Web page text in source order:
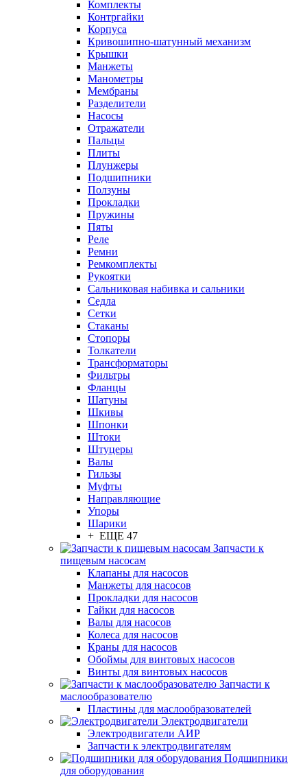
Комплекты
Контргайки
Корпуса
Кривошипно-шатунный механизм
Крышки
Манжеты
Манометры
Мембраны
Разделители
Насосы
Отражатели
Пальцы
Плиты
Плунжеры
Подшипники
Ползуны
Прокладки
Пружины
Пяты
Реле
Ремни
Ремкомплекты
Рукоятки
Сальниковая набивка и сальники
Седла
Сетки
Стаканы
Стопоры
Толкатели
Трансформаторы
Фильтры
Фланцы
Шатуны
Шкивы
Шпонки
Штоки
Штуцеры
Валы
Гильзы
Муфты
Направляющие
Упоры
Шарики
+ ЕЩЕ 47
Запчасти к
пищевым насосам
Клапаны для насосов
Манжеты для насосов
Прокладки для насосов
Гайки для насосов
Валы для насосов
Колеса для насосов
Краны для насосов
Обоймы для винтовых насосов
Винты для винтовых насосов
Запчасти к
маслообразователю
Пластины для маслообразователей
Электродвигатели
Электродвигатели АИР
Запчасти к электродвигателям
Подшипники
для оборудования